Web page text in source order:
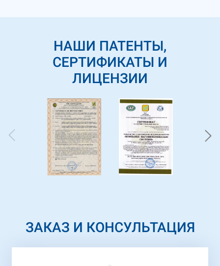
НАШИ ПАТЕНТЫ,
СЕРТИФИКАТЫ И
ЛИЦЕНЗИИ
ЗАКАЗ И КОНСУЛЬТАЦИЯ